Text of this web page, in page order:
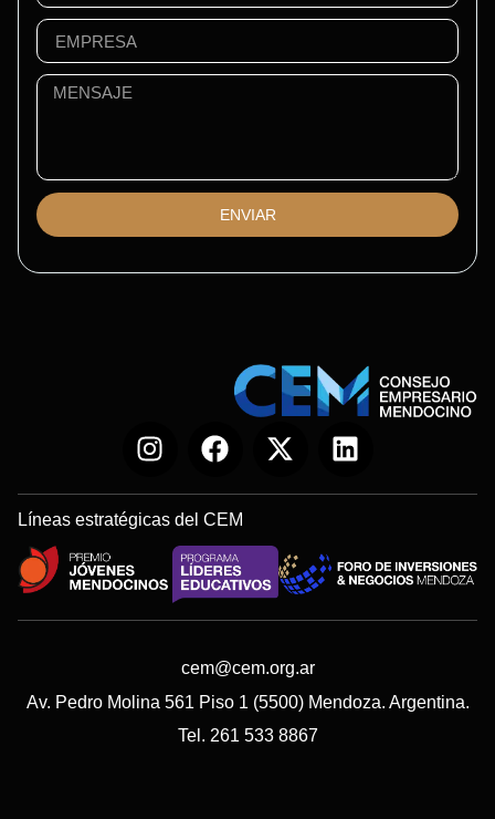
ENVIAR
Líneas estratégicas del CEM
cem@cem.org.ar
Av. Pedro Molina 561 Piso 1 (5500) Mendoza. Argentina.
Tel. 261 533 8867